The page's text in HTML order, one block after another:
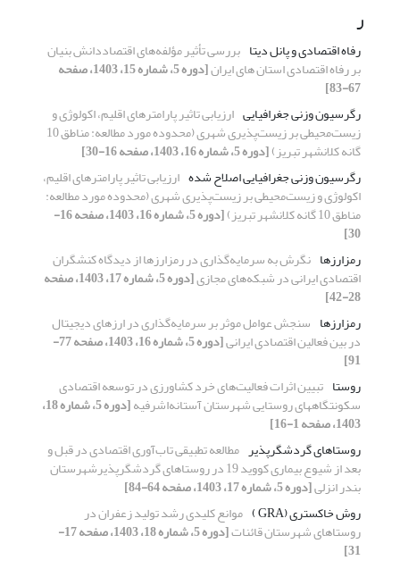
ر
رفاه اقتصادی و پانل دیتا بررسی تأثیر مؤلفه‌های اقتصاددانش بنیان
بر رفاه اقتصادی استان های ایران [دوره 5، شماره 15، 1403، صفحه
67-83]
رگرسیون وزنی جغرافیایی ارزیابی تاثیر پارامترهای اقلیم، اکولوژی و
زیست‌محیطی بر زیست‌پذیری شهری (محدوده مورد مطالعه: مناطق 10
گانه کلانشهر تبریز)[دوره 5، شماره 16، 1403، صفحه 16-30]
رگرسیون وزنی جغرافیایی اصلاح شده ارزیابی تاثیر پارامترهای اقلیم،
اکولوژی و زیست‌محیطی بر زیست‌پذیری شهری (محدوده مورد مطالعه:
مناطق 10 گانه کلانشهر تبریز) [دوره 5، شماره 16، 1403، صفحه 16-
30]
رمزارزها نگرش به سرمایه‌گذاری در رمزارزها از دیدگاه کنشگران
اقتصادی ایرانی در شبکه‌های مجازی [دوره 5، شماره 17، 1403، صفحه
28-42]
رمزارزها سنجش عوامل موثر بر سرمایه‌گذاری در ارزهای دیجیتال
در بین فعالین اقتصادی ایرانی [دوره 5، شماره 16، 1403، صفحه 77-
91]
روستا تبیین اثرات فعالیت‌های خرد کشاورزی در توسعه اقتصادی
سکونتگاههای روستایی شهرستان آستانه‌اشرفیه [دوره 5، شماره 18،
1403، صفحه 1-16]
روستاهای گردشگرپذیر مطالعه تطبیقی تاب‌آوری اقتصادی در قبل و
بعد از شیوع بیماری کووید 19 در روستاهای گردشگرپذیرشهرستان
بندر انزلی[دوره 5، شماره 17، 1403، صفحه 64-84]
روش خاکستری (GRA )
موانع کلیدی رشد تولید زعفران در
روستاهای شهرستان قائنات [دوره 5، شماره 18، 1403، صفحه 17-
31]